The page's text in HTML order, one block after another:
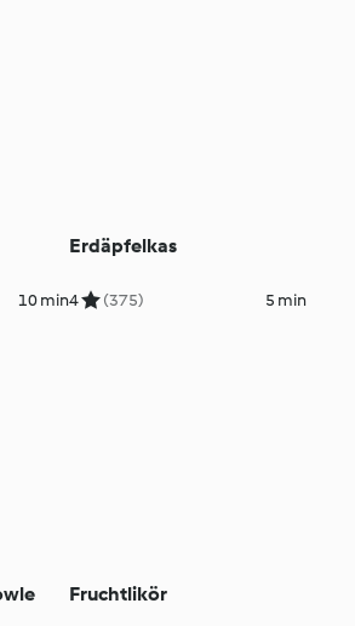
10 min
Erdäpfelkas
4 (375) 5 min
Fruchtlikör